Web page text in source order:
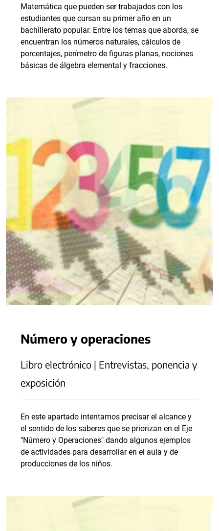
Matemática que pueden ser trabajados con los
estudiantes que cursan su primer año en un
bachillerato popular. Entre los temas que aborda, se
encuentran los números naturales, cálculos de
porcentajes, perímetro de figuras planas, nociones
básicas de álgebra elemental y fracciones.
Número y operaciones
Libro electrónico | Entrevistas, ponencia y
exposición
En este apartado intentamos precisar el alcance y
el sentido de los saberes que se priorizan en el Eje
"Número y Operaciones" dando algunos ejemplos
de actividades para desarrollar en el aula y de
producciones de los niños.